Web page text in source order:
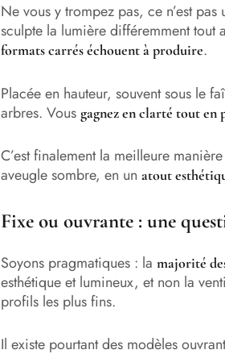
Ne vous y trompez pas, ce n’est
sculpte la lumière différemment tout
formats carrés échouent à produire.
Placée en hauteur, souvent sous le
arbres. Vous gagnez en clarté tout
C’est finalement la meilleure
aveugle sombre, en un atout
Fixe ou ouvrante : une
Soyons pragmatiques : la majorité
esthétique et lumineux, et non la
profils les plus fins.
Il existe pourtant des modèles